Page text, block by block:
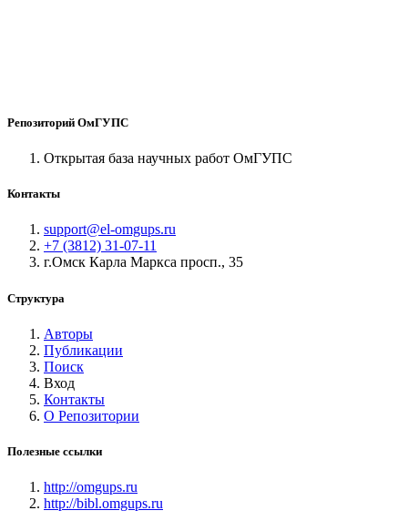
Репозиторий ОмГУПС
Открытая база научных работ ОмГУПС
Контакты
support@el-omgups.ru
+7 (3812) 31-07-11
г.Омск Карла Маркса просп., 35
Структура
Авторы
Публикации
Поиск
Вход
Контакты
О Репозитории
Полезные ссылки
http://omgups.ru
http://bibl.omgups.ru